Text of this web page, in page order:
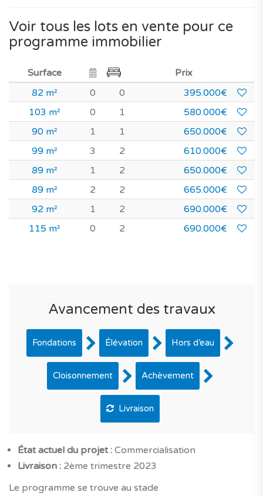
Voir tous les lots en vente pour ce
programme immobilier
Surface
Prix
82 m²
0 0
395.000€
103 m²
0 1
580.000€
90 m²
1 1
650.000€
99 m²
3 2
610.000€
89 m²
1 2
650.000€
89 m²
2 2
665.000€
92 m²
1 2
690.000€
115 m²
0 2 690.000€
Avancement des travaux
Fondations Élévation Hors d’eau
Cloisonnement Achèvement
Livraison
État actuel du projet : Commercialisation
Livraison : 2ème trimestre 2023
Le programme se trouve au stade